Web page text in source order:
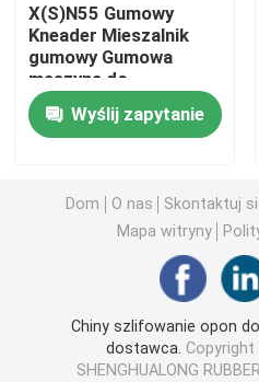
Linia do produkcji
Maszyna do ugniatania
prasa do wulkanizacji
Linia arkuszy gumy z
Linia do recyklingu
X(S)N55 Gumowy
Kneader Mieszalnik
gumowy Gumowa
maszyna do
przetwarzania
gumowego Mieszalnik
gumowy
Wyślij zapytanie
Dom O nas Skontaktuj
Mapa witryny
Chiny szlifowanie opon
dostawca. Copyright
SHENGHUALONG